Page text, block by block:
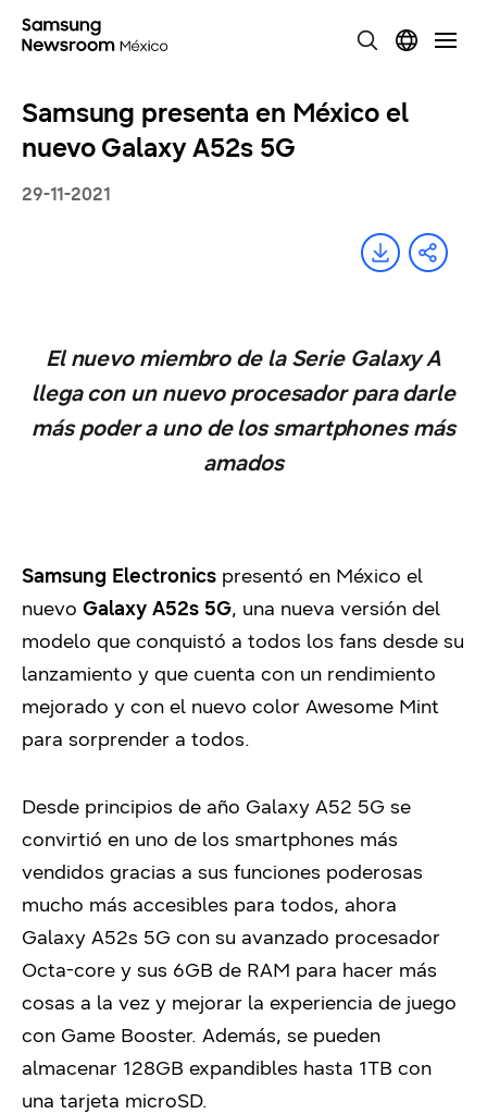
Samsung presenta en México el
nuevo Galaxy A52s 5G
29-11-2021
El nuevo miembro de la Serie Galaxy A
llega con un nuevo procesador para darle
más poder a uno de los smartphones más
amados
Samsung Electronics presentó en México el
nuevo Galaxy A52s 5G, una nueva versión del
modelo que conquistó a todos los fans desde su
lanzamiento y que cuenta con un rendimiento
mejorado y con el nuevo color Awesome Mint
para sorprender a todos.
Desde principios de año Galaxy A52 5G se
convirtió en uno de los smartphones más
vendidos gracias a sus funciones poderosas
mucho más accesibles para todos, ahora
Galaxy A52s 5G con su avanzado procesador
Octa-core y sus 6GB de RAM para hacer más
cosas a la vez y mejorar la experiencia de juego
con Game Booster. Además, se pueden
almacenar 128GB expandibles hasta 1TB con
una tarjeta microSD.